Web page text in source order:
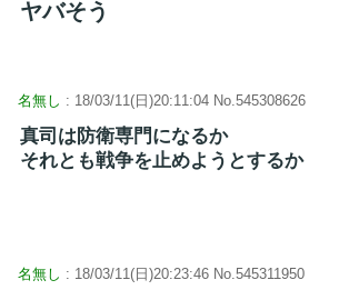
ヤバそう
名無し : 18/03/11(日)20:11:04 No.545308626
真司は防衛専門になるか
それとも戦争を止めようとするか
名無し : 18/03/11(日)20:23:46 No.545311950